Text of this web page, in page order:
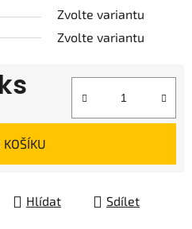
Zvolte variantu
Zvolte variantu
KOŠÍKU
Hlídat Sdílet